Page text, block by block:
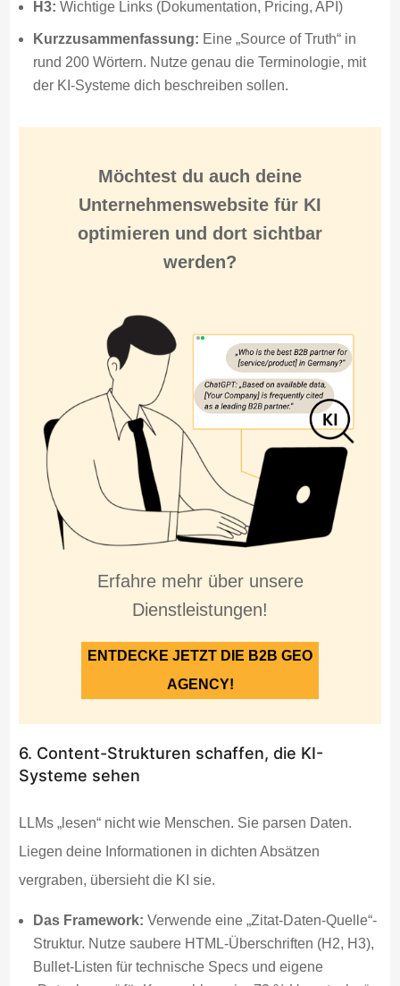
H3: Wichtige Links (Dokumentation, Pricing, API)
Kurzzusammenfassung: Eine „Source of Truth“ in
rund 200 Wörtern. Nutze genau die Terminologie, mit
der KI-Systeme dich beschreiben sollen.
Möchtest du auch deine
Unternehmenswebsite für KI
optimieren und dort sichtbar
werden?
Erfahre mehr über unsere
Dienstleistungen!
ENTDECKE JETZT DIE B2B GEO
AGENCY!
6. Content-Strukturen schaffen, die KI-
Systeme sehen
LLMs „lesen“ nicht wie Menschen. Sie parsen Daten.
Liegen deine Informationen in dichten Absätzen
vergraben, übersieht die KI sie.
Das Framework: Verwende eine „Zitat-Daten-Quelle“-
Struktur. Nutze saubere HTML-Überschriften (H2, H3),
Bullet-Listen für technische Specs und eigene